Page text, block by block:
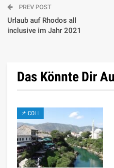
PREV POST
Urlaub auf Rhodos all
inclusive im Jahr 2021
Das Könnte Dir
📌 COLL